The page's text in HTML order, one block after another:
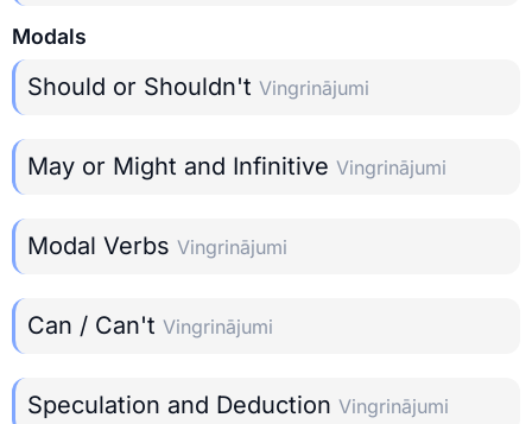
Modals
Should or Shouldn't Vingrinājumi
May or Might and Infinitive Vingrinājumi
Modal Verbs Vingrinājumi
Can / Can't Vingrinājumi
Speculation and Deduction Vingrinājumi